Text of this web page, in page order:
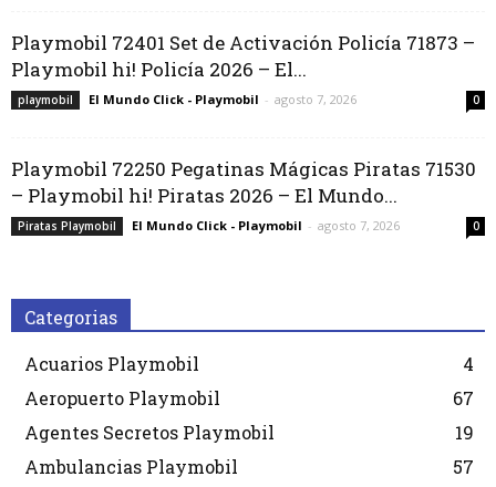
Playmobil 72401 Set de Activación Policía 71873 –
Playmobil hi! Policía 2026 – El...
playmobil El Mundo Click - Playmobil - agosto 7, 2026 0
Playmobil 72250 Pegatinas Mágicas Piratas 71530
– Playmobil hi! Piratas 2026 – El Mundo...
Piratas Playmobil El Mundo Click - Playmobil - agosto 7, 2026 0
Categorias
Acuarios Playmobil
4
Aeropuerto Playmobil
67
Agentes Secretos Playmobil
19
Ambulancias Playmobil
57